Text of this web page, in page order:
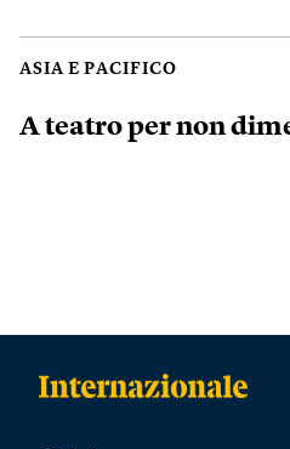
ASIA E PACIFICO
A teatro per non